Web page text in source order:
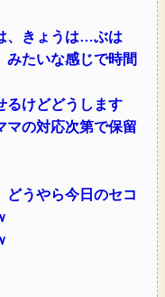
、きょうは…ぶは
たいな感じで時間
るけどどうします
マの対応次第で保留
どうやら今日のセコ